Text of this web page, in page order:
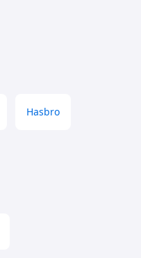
Hasbro